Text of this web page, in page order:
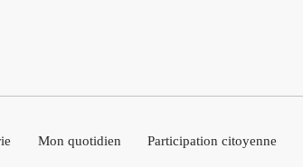
Mon quotidien Participation citoyenne